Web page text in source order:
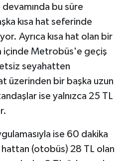
bu süre
kısa hat seferinde
Ayrıca kısa hat olan bir
Metrobüs'e geçiş
seyahatten
üzerinden bir başka uzun
ise yalnızca 25 TL
ise 60 dakika
hattan (otobüs) 28 TL olan